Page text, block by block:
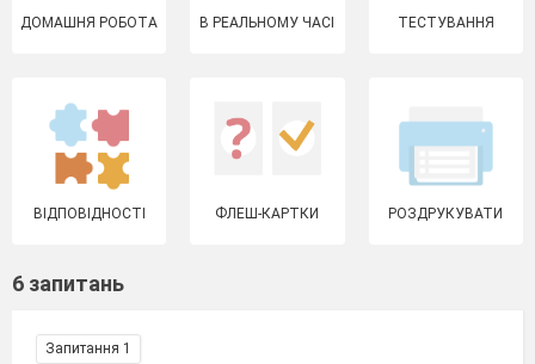
ДОМАШНЯ РОБОТА В РЕАЛЬНОМУ ЧАСІ ТЕСТУВАННЯ
ВІДПОВІДНОСТІ ФЛЕШ-КАРТКИ РОЗДРУКУВАТИ
6 запитань
Запитання 1